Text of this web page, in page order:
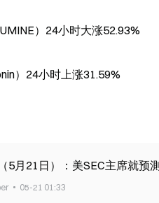
）24小时大涨52.93%
）24小时上涨31.59%
5月21日）：美SEC主席就预
05-21 01:33